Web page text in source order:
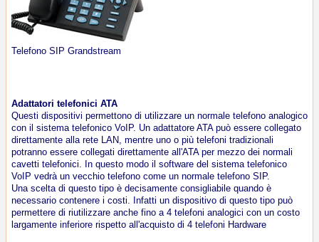
Telefono SIP Grandstream
Adattatori telefonici ATA
Questi dispositivi permettono di utilizzare un normale telefono analogico
con il sistema telefonico VoIP. Un adattatore ATA può essere collegato
direttamente alla rete LAN, mentre uno o più telefoni tradizionali
potranno essere collegati direttamente all'ATA per mezzo dei normali
cavetti telefonici. In questo modo il software del sistema telefonico
VoIP vedrà un vecchio telefono come un normale telefono SIP.
Una scelta di questo tipo è decisamente consigliabile quando è
necessario contenere i costi. Infatti un dispositivo di questo tipo può
permettere di riutilizzare anche fino a 4 telefoni analogici con un costo
largamente inferiore rispetto all'acquisto di 4 telefoni Hardware